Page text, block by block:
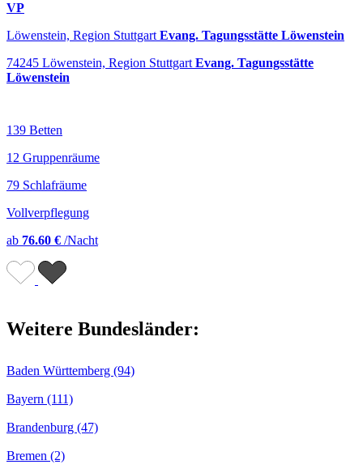
VP
Löwenstein, Region Stuttgart Evang. Tagungsstätte Löwenstein
74245 Löwenstein, Region Stuttgart Evang. Tagungsstätte
Löwenstein
139 Betten
12 Gruppenräume
79 Schlafräume
Vollverpflegung
ab 76.60 € /Nacht
Weitere Bundesländer:
Baden Württemberg (94)
Bayern (111)
Brandenburg (47)
Bremen (2)